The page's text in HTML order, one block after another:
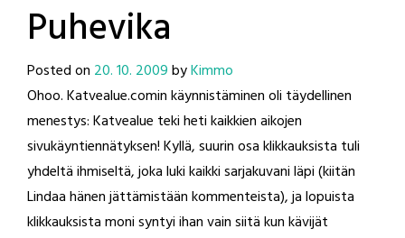
Puhevika
Posted on 20. 10. 2009byKimmo
Ohoo. Katvealue.comin käynnistäminen oli täydellinen
menestys: Katvealue teki heti kaikkien aikojen
sivukäyntiennätyksen! Kyllä, suurin osa klikkauksista tuli
yhdeltä ihmiseltä, joka luki kaikki sarjakuvani läpi (kiitän
Lindaa hänen jättämistään kommenteista), ja lopuista
klikkauksista moni syntyi ihan vain siitä kun kävijät